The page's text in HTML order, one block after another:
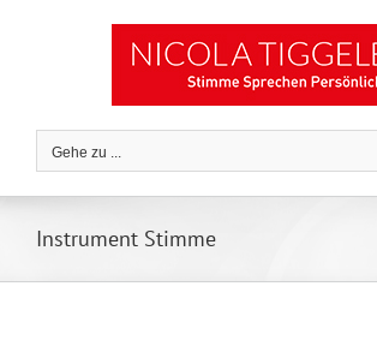
Gehe zu ...
Instrument Stimme